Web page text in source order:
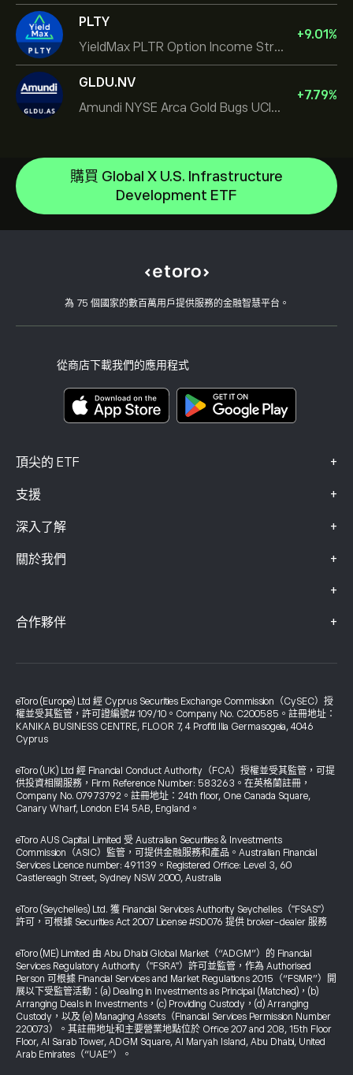
PLTY
YieldMax PLTR Option Income Strategy ETF
+9.01%
GLDU.NV
Amundi NYSE Arca Gold Bugs UCITS ETF Dist
+7.79%
購買 Global X U.S. Infrastructure
Development ETF
為 75 個國家的數百萬用戶提供服務的金融智慧平台。
從商店下載我們的應用程式
頂尖的 ETF +
iShares $ Treasury Bond 0-1yr UCITS ETF
iShares Silver Trust
iShares Core MSCI World UCITS ETF
支援 +
說明中心
如何存款
如何提款
開設帳戶
用戶端漏洞
深入了解 +
CopyTrading 如何運作
負責任的交易
關於我們 +
為什麼選擇 eToro
我們的辦事處
+
風險揭露
關鍵資訊文件
投訴資料（FCA 客戶）
合作夥伴 +
投資保險
eToro (Europe) Ltd 經 Cyprus Securities Exchange Commission（CySEC）授
權並受其監管，許可證編號# 109/10。Company No. C200585。註冊地址：
KANIKA BUSINESS CENTRE, FLOOR 7, 4 Profiti Ilia Germasogeia, 4046
Cyprus
eToro (UK) Ltd 經 Financial Conduct Authority（FCA）授權並受其監管，可提
供投資相關服務，Firm Reference Number: 583263。在英格蘭註冊，
Company No. 07973792。註冊地址：24th floor, One Canada Square,
Canary Wharf, London E14 5AB, England。
eToro AUS Capital Limited 受 Australian Securities & Investments
Commission（ASIC）監管，可提供金融服務和產品。Australian Financial
Services Licence number: 491139。Registered Office: Level 3, 60
Castlereagh Street, Sydney NSW 2000, Australia
eToro (Seychelles) Ltd. 獲 Financial Services Authority Seychelles（"FSAS"）
許可，可根據 Securities Act 2007 License #SD076 提供 broker-dealer 服務
eToro (ME) Limited 由 Abu Dhabi Global Market（“ADGM”）的 Financial
Services Regulatory Authority（"FSRA"）許可並監管，作為 Authorised
Person 可根據 Financial Services and Market Regulations 2015（“FSMR”）開
展以下受監管活動：(a) Dealing in Investments as Principal (Matched)，(b)
Arranging Deals in Investments，(c) Providing Custody，(d) Arranging
Custody，以及 (e) Managing Assets（Financial Services Permission Number
220073）。其註冊地址和主要營業地點位於 Office 207 and 208, 15th Floor
Floor, Al Sarab Tower, ADGM Square, Al Maryah Island, Abu Dhabi, United
Arab Emirates（“UAE”）。